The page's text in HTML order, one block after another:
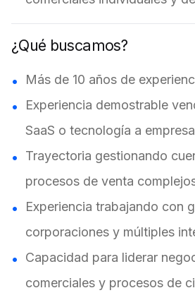
¿Qué buscamos?
Más de 10 años de
Experiencia demostrable
SaaS o tecnología a
Trayectoria gestionando
procesos de venta
Experiencia trabajando con
corporaciones y múltiples
Capacidad para liderar
comerciales y procesos de